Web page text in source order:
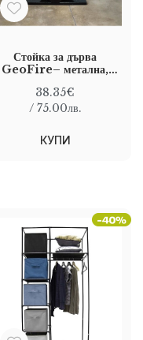
Стойка за дърва
GeoFire– метална,
38.35€
/ 75.00лв.
КУПИ